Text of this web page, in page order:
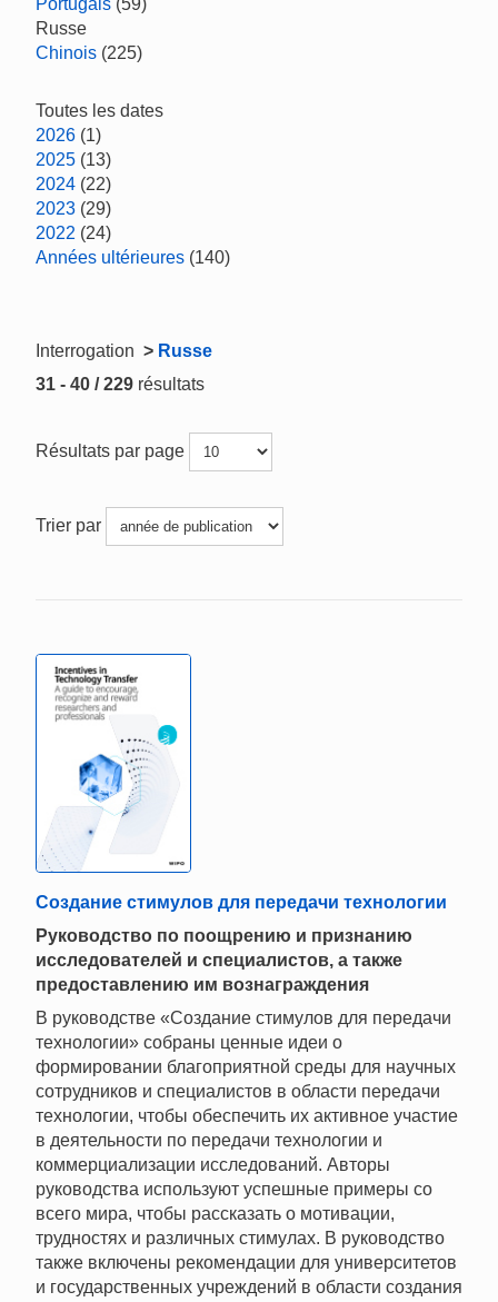
Portugais (59)
Russe
Chinois (225)
Toutes les dates
2026 (1)
2025 (13)
2024 (22)
2023 (29)
2022 (24)
Années ultérieures (140)
Interrogation > Russe
31 - 40 / 229 résultats
Résultats par page
Trier par
Создание стимулов для передачи технологии
Руководство по поощрению и признанию
исследователей и специалистов, а также
предоставлению им вознаграждения
В руководстве «Создание стимулов для передачи
технологии» собраны ценные идеи о
формировании благоприятной среды для научных
сотрудников и специалистов в области передачи
технологии, чтобы обеспечить их активное участие
в деятельности по передачи технологии и
коммерциализации исследований. Авторы
руководства используют успешные примеры со
всего мира, чтобы рассказать о мотивации,
трудностях и различных стимулах. В руководство
также включены рекомендации для университетов
и государственных учреждений в области создания